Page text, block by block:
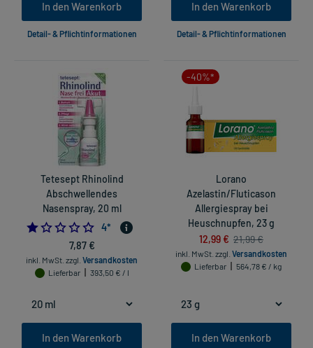
In den Warenkorb
Detail- & Pflichtinformationen
In den Warenkorb
Detail- & Pflichtinformationen
Tetesept Rhinolind
Abschwellendes
Nasenspray, 20 ml
1.0
4*
7,87 €
inkl. MwSt. zzgl. Versandkosten
Lieferbar
393,50 € / l
In den Warenkorb
-40%*
Lorano
Azelastin/Fluticason
Allergiespray bei
Heuschnupfen, 23 g
12,99 € 21,99 €
inkl. MwSt. zzgl. Versandkosten
Lieferbar
564,78 € / kg
In den Warenkorb